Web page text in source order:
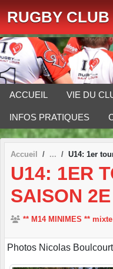
RUGBY
ACCUEIL VIE DU
INFOS PRATIQUES
Accueil U14: 1er
U14: 1ER
SAISON
** M14 MINIMES ** mixte
Photos Nicolas Boulcourt